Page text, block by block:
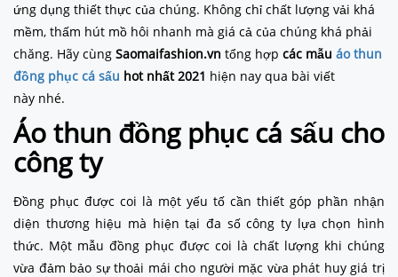
ứng dụng thiết thực của chúng. Không chỉ chất lượng vải khá
mềm, thấm hút mồ hôi nhanh mà giá cả của chúng khá phải
chăng. Hãy cùng Saomaifashion.vn tổng hợp các mẫu áo thun
đồng phục cá sấu hot nhất 2021 hiện nay qua bài viết
này nhé.
Áo thun đồng phục cá sấu cho
công ty
Đồng phục được coi là một yếu tố cần thiết góp phần nhận
diện thương hiệu mà hiện tại đa số công ty lựa chọn hình
thức. Một mẫu đồng phục được coi là chất lượng khi chúng
vừa đảm bảo sự thoải mái cho người mặc vừa phát huy giá trị